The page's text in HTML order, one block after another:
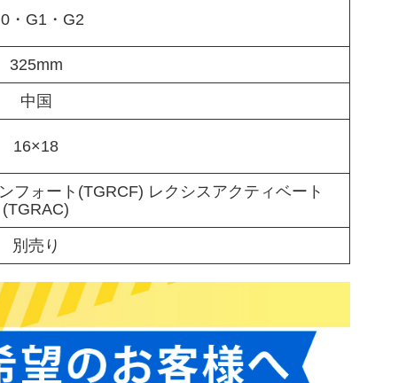
・G1・G2
325mm
中国
16×18
フォート(TGRCF) レクシスアクティベート
(TGRAC)
別売り